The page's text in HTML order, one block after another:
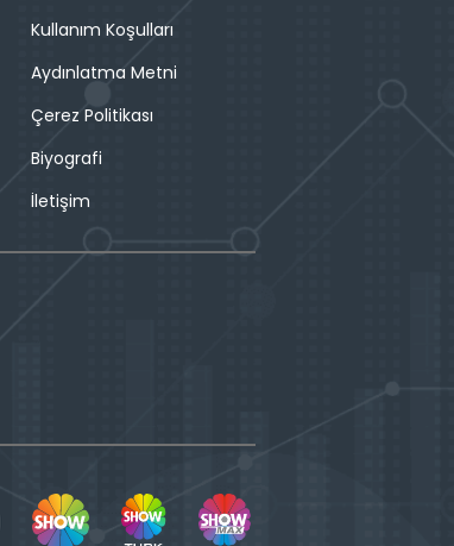
Kullanım Koşulları
Aydınlatma Metni
Çerez Politikası
Biyografi
İletişim